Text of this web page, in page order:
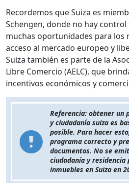
Recordemos que Suiza es
Schengen, donde no hay
muchas oportunidades para los
acceso al mercado europeo y
Suiza también es parte de la
Libre Comercio (AELC), que
incentivos económicos y
Referencia: obtener un
y ciudadanía suiza es
posible. Para hacer
programa correcto y
documentos. No se
ciudadanía y residencia
inmuebles en Suiza en